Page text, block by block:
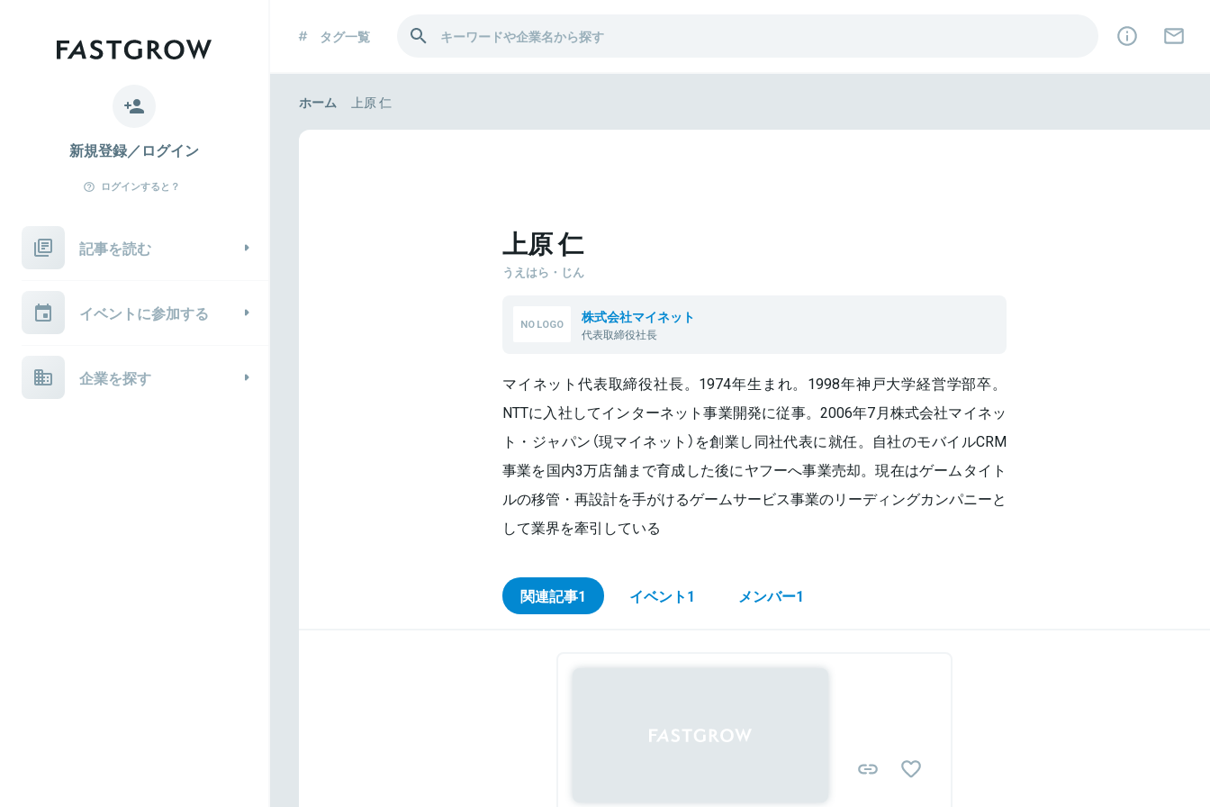
新規登録／ログイン
ログインすると？
記事を読む
イベントに参加する
企業を探す
タグ一覧
ホーム 上原 仁
上原 仁
うえはら・じん
株式会社マイネット
代表取締役社長
マイネット代表取締役社長。1974年生まれ。1998年神戸大学経営学部卒。
NTTに入社してインターネット事業開発に従事。2006年7月株式会社マイネッ
ト・ジャパン（現マイネット）を創業し同社代表に就任。自社のモバイルCRM
事業を国内3万店舗まで育成した後にヤフーへ事業売却。現在はゲームタイト
ルの移管・再設計を手がけるゲームサービス事業のリーディングカンパニーと
して業界を牽引している
関連記事1 イベント1 メンバー1